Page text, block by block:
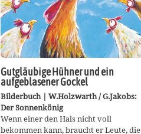
Gutgläubige Hühner und ein
aufgeblasener Gockel
Bilderbuch | W.Holzwarth / G.Jakobs:
Der Sonnenkönig
Wenn einer den Hals nicht voll
bekommen kann, braucht er Leute, die